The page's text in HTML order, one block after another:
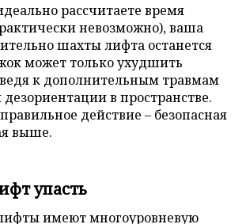
рассчитаете время
невозможно), ваша
шахты лифта останется
может только ухудшить
к дополнительным травмам
в пространстве.
действие – безопасная
выше.
упасть
имеют многоуровневую